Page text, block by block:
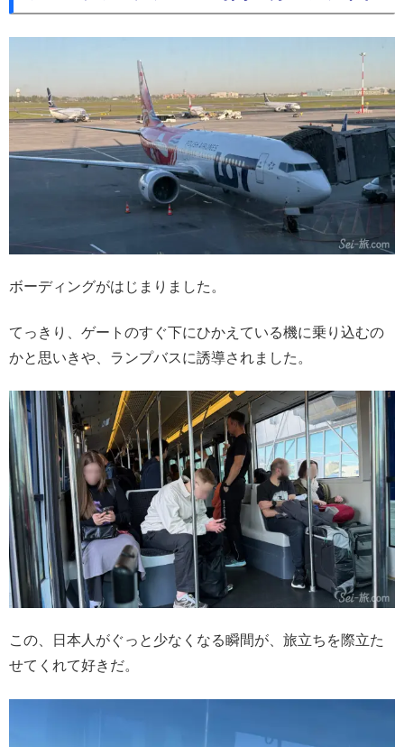
ボーディングがはじまりました。
てっきり、ゲートのすぐ下にひかえている機に乗り込むの
かと思いきや、ランプバスに誘導されました。
この、日本人がぐっと少なくなる瞬間が、旅立ちを際立た
せてくれて好きだ。